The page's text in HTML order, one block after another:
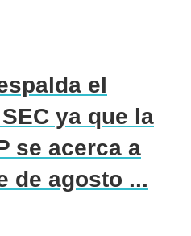
el
ya que la
se acerca a
de agosto ...